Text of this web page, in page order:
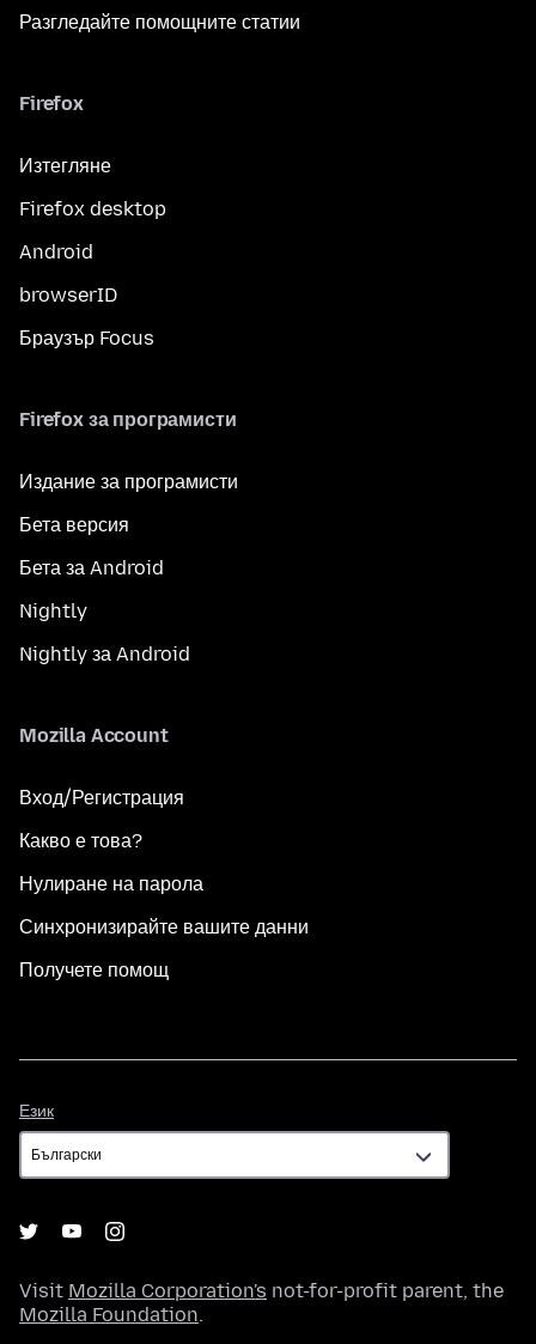
Разгледайте помощните статии
Firefox
Изтегляне
Firefox desktop
Android
browserID
Браузър Focus
Firefox за програмисти
Издание за програмисти
Бета версия
Бета за Android
Nightly
Nightly за Android
Mozilla Account
Вход/Регистрация
Какво е това?
Нулиране на парола
Синхронизирайте вашите данни
Получете помощ
Език
Visit Mozilla Corporation's not-for-profit parent, the
Mozilla Foundation.